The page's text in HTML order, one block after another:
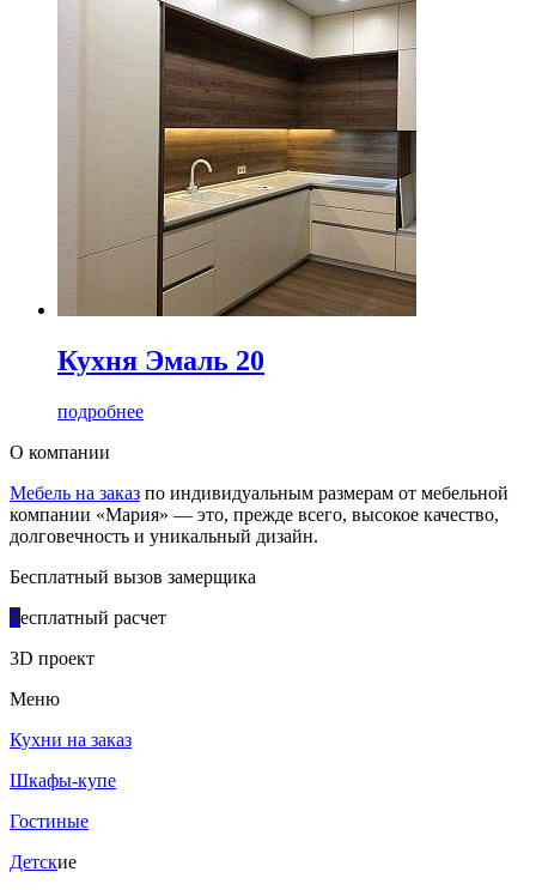
Кухня Эмаль 20
подробнее
О компании
Мебель на заказ по индивидуальным размерам от мебельной
компании «Мария» — это, прежде всего, высокое качество,
долговечность и уникальный дизайн.
Бесплатный вызов замерщика
Бесплатный расчет
3D проект
Меню
Кухни на заказ
Шкафы-купе
Гостиные
Детские